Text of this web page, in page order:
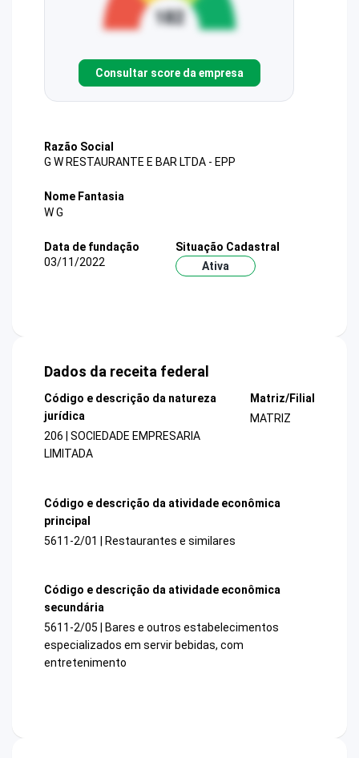
Consultar score da empresa
Razão Social
G W RESTAURANTE E BAR LTDA - EPP
Nome Fantasia
W G
Data de fundação
03/11/2022
Situação Cadastral
Ativa
Dados da receita federal
Código e descrição da natureza
jurídica
206 | SOCIEDADE EMPRESARIA
LIMITADA
Matriz/Filial
MATRIZ
Código e descrição da atividade econômica
principal
5611-2/01 | Restaurantes e similares
Código e descrição da atividade econômica
secundária
5611-2/05 | Bares e outros estabelecimentos
especializados em servir bebidas, com
entretenimento